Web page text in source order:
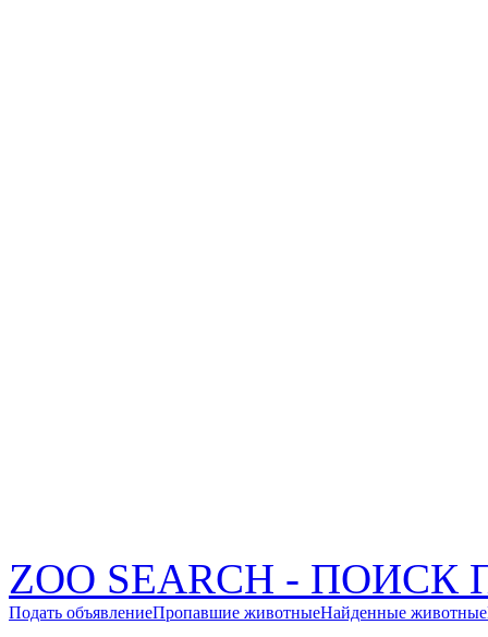
ZOO SEARCH -
Подать объявлениеПропавшие животныеНайденные животные